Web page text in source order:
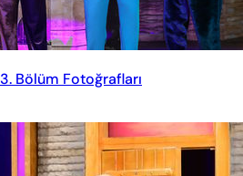
Bölüm Fotoğrafları